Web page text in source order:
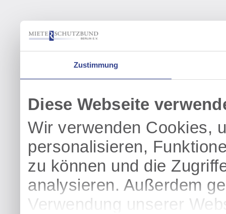
Zustimmung
Diese Webseite
Wir verwenden Cookies,
personalisieren,
zu können und die
analysieren. Außerdem
Verwendung unserer